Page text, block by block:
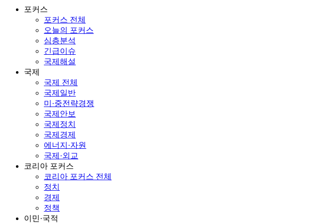
포커스
포커스 전체
오늘의 포커스
심층분석
긴급이슈
국제해설
국제
국제 전체
국제일반
미·중전략경쟁
국제안보
국제정치
국제경제
에너지·자원
국제·외교
코리아 포커스
코리아 포커스 전체
정치
경제
정책
이민·국적